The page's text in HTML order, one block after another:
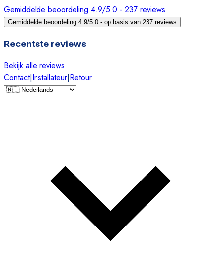
Gemiddelde beoordeling 4.9/5.0 - 237 reviews
Gemiddelde beoordeling 4.9/5.0 - op basis van 237 reviews
Recentste reviews
Bekijk alle reviews
Contact|Installateur|Retour